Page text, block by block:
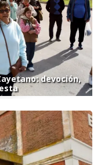
devoción,